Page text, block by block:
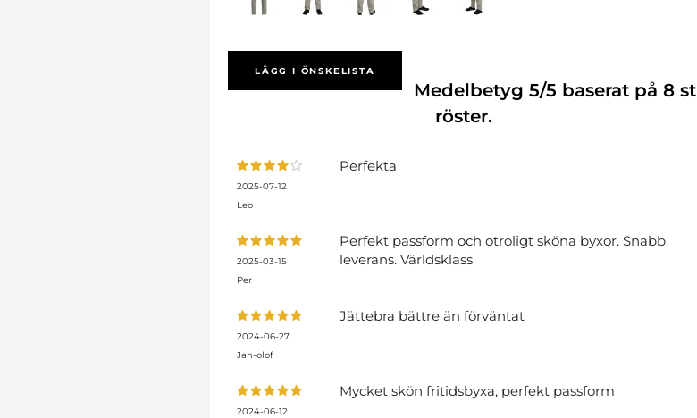
LÄGG I ÖNSKELISTA
Medelbetyg 5/5 baserat på 8st
röster.
2025-07-12
Leo
Perfekta
2025-03-15
Per
Perfekt passform och otroligt sköna byxor. Snabb
leverans. Världsklass
2024-06-27
Jan-olof
Jättebra bättre än förväntat
2024-06-12
Mycket skön fritidsbyxa, perfekt passform